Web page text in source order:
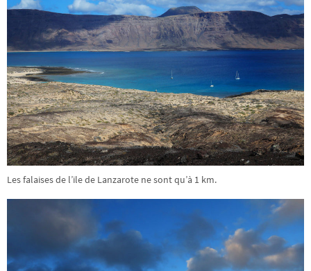
Les falaises de l’ile de Lanzarote ne sont qu’à 1 km.